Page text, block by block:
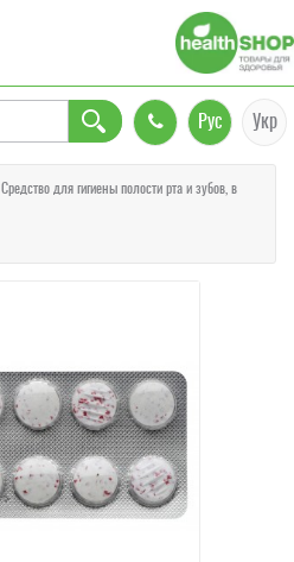
Рус Укр
Средство для гигиены полости рта и зубов, в